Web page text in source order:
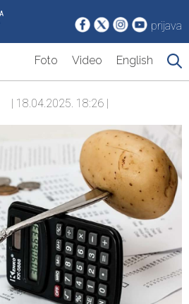
prijava
Foto Video English
| 18.04.2025. 18:26 |